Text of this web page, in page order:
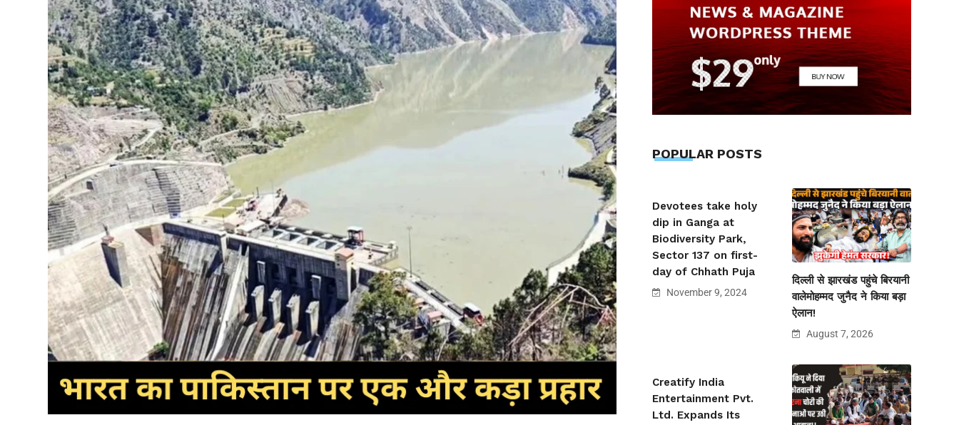
POPULAR POSTS
Devotees take holy
dip in Ganga at
Biodiversity Park,
Sector 137 on first-
day of Chhath Puja
November 9, 2024
दिल्ली से झारखंड पहुंचे बिरयानी
वालेमोहम्मद जुनैद ने किया बड़ा
ऐलान!
August 7, 2026
Creatify India
Entertainment Pvt.
Ltd. Expands Its